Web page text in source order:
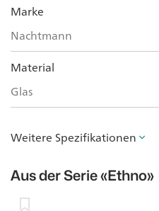
Marke
Nachtmann
Material
Glas
Weitere Spezifikationen
Aus der Serie«Ethno»